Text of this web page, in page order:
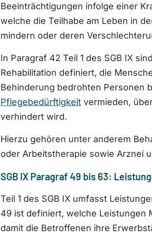
Beeinträchtigungen infolge einer
welche die Teilhabe am Leben in
mindern oder deren
In Paragraf 42 Teil 1 des SGB IX
Rehabilitation definiert, die
Behinderung bedrohten Personen
Pflegebedürftigkeitvermieden,
verhindert wird.
Hierzu gehören unter anderem
oder Arbeitstherapie sowie Arznei
SGB IX Paragraf 49 bis 63:
Teil 1 des SGB IX umfasst
49 ist definiert, welche Leistungen
damit die Betroffenen ihre